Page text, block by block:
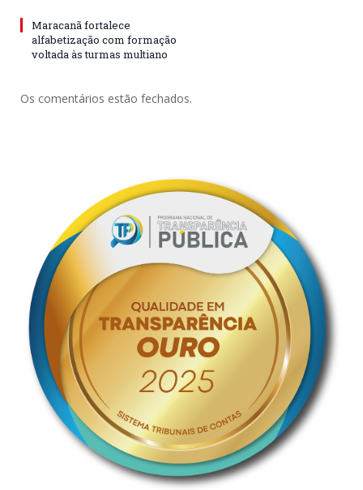
Maracanã fortalece
alfabetização com formação
voltada às turmas multiano
Os comentários estão fechados.